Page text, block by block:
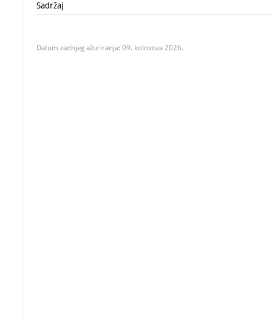
Sadržaj
Datum zadnjeg ažuriranja: 09. kolovoza 2026.